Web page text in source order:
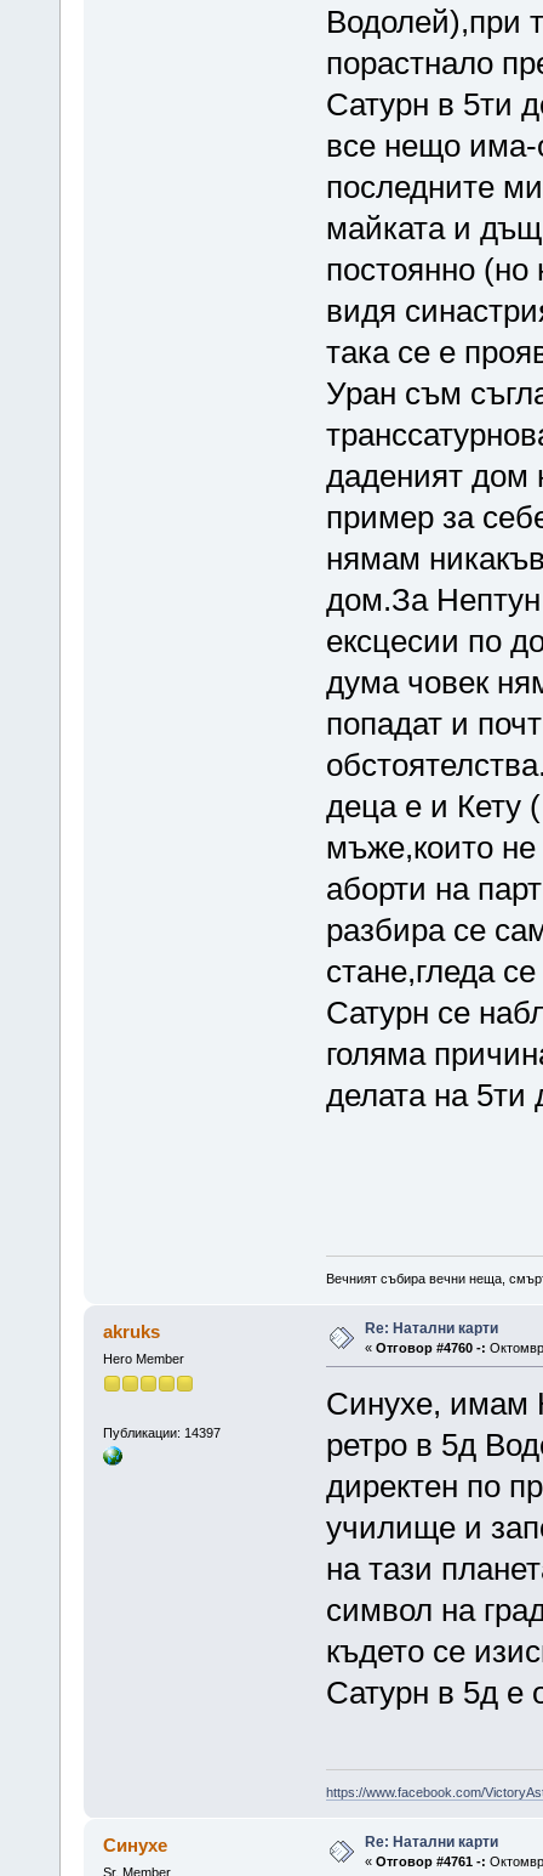
Водолей),при
порастнало
Сатурн в 5ти
все нещо има-
последните
майката и
постоянно
видя
така се е
Уран съм
даденият дом
пример за
нямам
дом.За
ексцесии по
дума човек
попадат и
деца е и Кету
мъже,които
аборти на
разбира се
стане,гледа
Сатурн се
голяма
делата на 5ти
Вечният събира вечни неща,
akruks
Hero Member
Публикации: 14397
Re: Натални карти
« Отговор #4760 -:
Синухе, имам
ретро в 5д
директен по
училище и
на тази
символ на
където се
Сатурн в 5д е
https://www.facebook.com/
Синухе
Sr. Member
Re: Натални карти
« Отговор #4761 -: